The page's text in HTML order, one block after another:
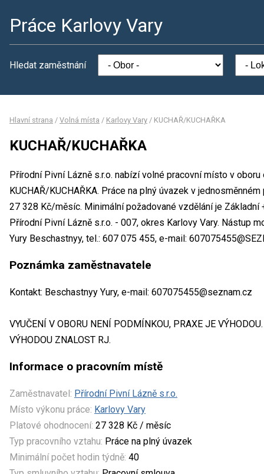
Práce Karlovy Vary
Hledat zaměstnání
Hlavní strana / Volná místa / Karlovy Vary / KUCHAŘ/KUCHAŘKA
KUCHAŘ/KUCHAŘKA
Přírodní Pivní Lázně s.r.o. nabízí volné pracovní místo v
KUCHAŘ/KUCHAŘKA. Práce na plný úvazek v
27 328 Kč/měsíc. Minimální požadované vzdělání je
Přírodní Pivní Lázně s.r.o. - 007, okres Karlovy Vary. Nástup
Yury Beschastnyy, tel.: 607 075 455, e-mail:
Poznámka zaměstnavatele
Kontakt: Beschastnyy Yury, e-mail: 607075455@seznam.cz
VYUČENÍ V OBORU NENÍ PODMÍNKOU, PRAXE JE VÝHODOU.
VÝHODOU ZNALOST RJ.
Informace o pracovním místě
Zaměstnavatel: Přírodní Pivní Lázně s.r.o.
Místo výkonu práce: Karlovy Vary
Platové ohodnocení: 27 328 Kč / měsíc
Typ pracovního vztahu: Práce na plný úvazek
Minimální počet hodin týdně: 40